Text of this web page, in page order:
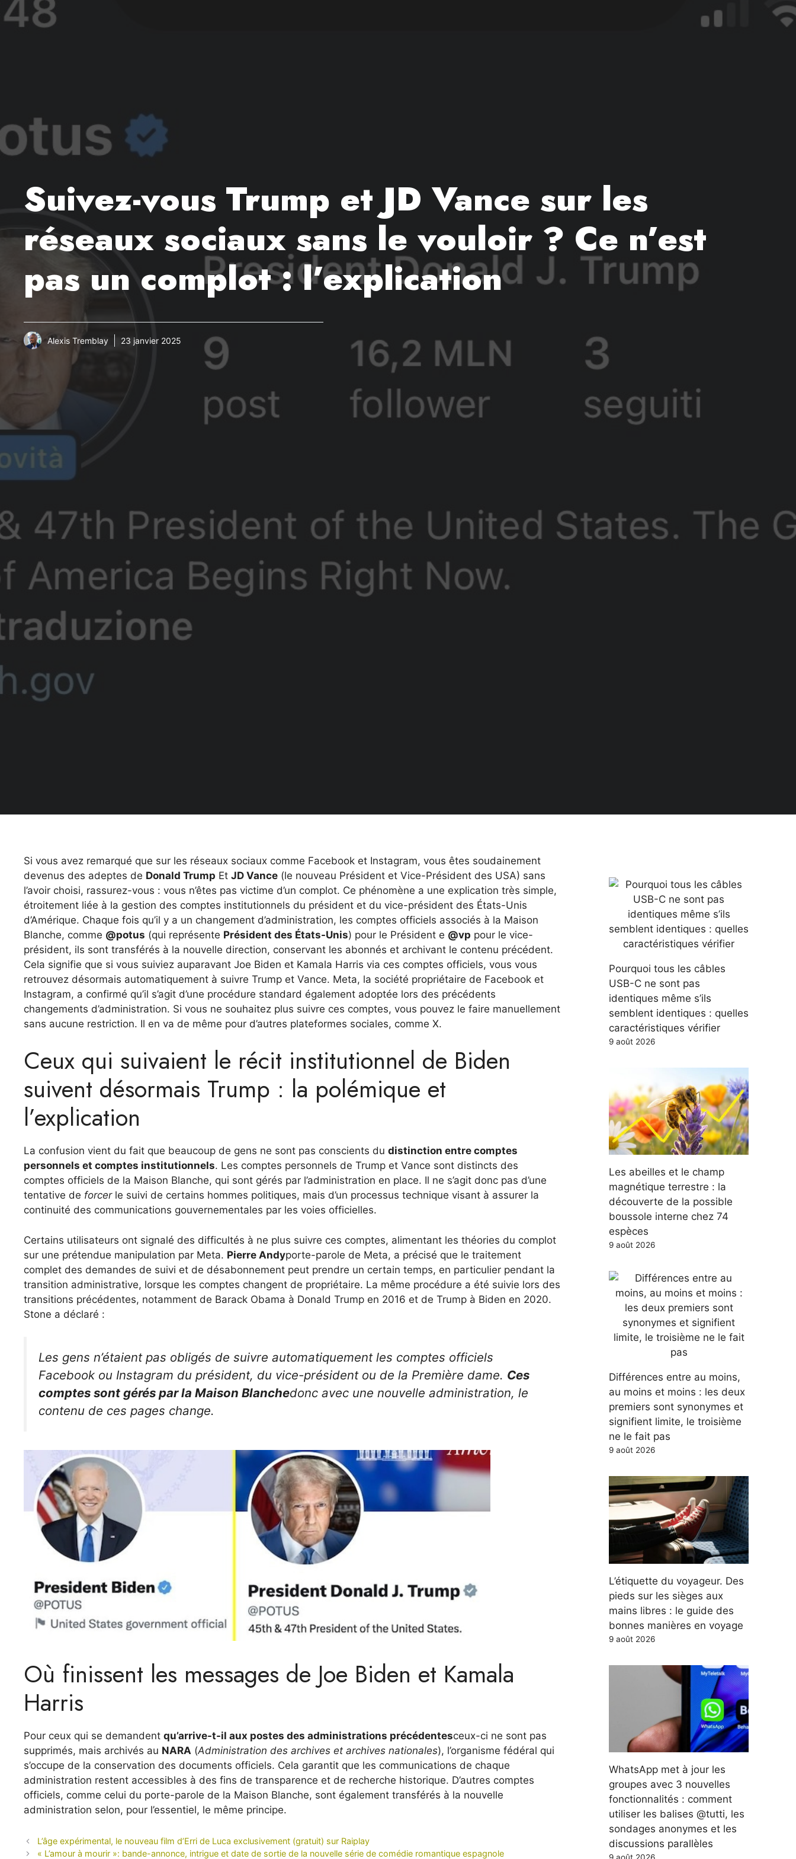
Suivez-vous Trump et JD Vance sur les
réseaux sociaux sans le vouloir ? Ce n’est
pas un complot : l’explication
Alexis Tremblay 23 janvier 2025
Si vous avez remarqué que sur les réseaux sociaux comme Facebook et Instagram, vous êtes soudainement
devenus des adeptes de Donald Trump Et JD Vance (le nouveau Président et Vice-Président des USA) sans
l’avoir choisi, rassurez-vous : vous n’êtes pas victime d’un complot. Ce phénomène a une explication très simple,
étroitement liée à la gestion des comptes institutionnels du président et du vice-président des États-Unis
d’Amérique. Chaque fois qu’il y a un changement d’administration, les comptes officiels associés à la Maison
Blanche, comme @potus (qui représente Président des États-Unis) pour le Président e @vp pour le vice-
président, ils sont transférés à la nouvelle direction, conservant les abonnés et archivant le contenu précédent.
Cela signifie que si vous suiviez auparavant Joe Biden et Kamala Harris via ces comptes officiels, vous vous
retrouvez désormais automatiquement à suivre Trump et Vance. Meta, la société propriétaire de Facebook et
Instagram, a confirmé qu’il s’agit d’une procédure standard également adoptée lors des précédents
changements d’administration. Si vous ne souhaitez plus suivre ces comptes, vous pouvez le faire manuellement
sans aucune restriction. Il en va de même pour d’autres plateformes sociales, comme X.
Ceux qui suivaient le récit institutionnel de Biden
suivent désormais Trump : la polémique et
l’explication
La confusion vient du fait que beaucoup de gens ne sont pas conscients du distinction entre comptes
personnels et comptes institutionnels. Les comptes personnels de Trump et Vance sont distincts des
comptes officiels de la Maison Blanche, qui sont gérés par l’administration en place. Il ne s’agit donc pas d’une
tentative de forcerle suivi de certains hommes politiques, mais d’un processus technique visant à assurer la
continuité des communications gouvernementales par les voies officielles.
Certains utilisateurs ont signalé des difficultés à ne plus suivre ces comptes, alimentant les théories du complot
sur une prétendue manipulation par Meta. Pierre Andyporte-parole de Meta, a précisé que le traitement
complet des demandes de suivi et de désabonnement peut prendre un certain temps, en particulier pendant la
transition administrative, lorsque les comptes changent de propriétaire. La même procédure a été suivie lors des
transitions précédentes, notamment de Barack Obama à Donald Trump en 2016 et de Trump à Biden en 2020.
Stone a déclaré :
Les gens n’étaient pas obligés de suivre automatiquement les comptes officiels
Facebook ou Instagram du président, du vice-président ou de la Première dame. Ces
comptes sont gérés par la Maison Blanchedonc avec une nouvelle administration, le
contenu de ces pages change.
Où finissent les messages de Joe Biden et Kamala
Harris
Pour ceux qui se demandent qu’arrive-t-il aux postes des administrations précédentesceux-ci ne sont pas
supprimés, mais archivés au NARA (Administration des archives et archives nationales), l’organisme fédéral qui
s’occupe de la conservation des documents officiels. Cela garantit que les communications de chaque
administration restent accessibles à des fins de transparence et de recherche historique. D’autres comptes
officiels, comme celui du porte-parole de la Maison Blanche, sont également transférés à la nouvelle
administration selon, pour l’essentiel, le même principe.
L’âge expérimental, le nouveau film d’Erri de Luca exclusivement (gratuit) sur Raiplay
« L’amour à mourir »: bande-annonce, intrigue et date de sortie de la nouvelle série de comédie romantique espagnole
Pourquoi tous les câbles
USB-C ne sont pas
identiques même s’ils
semblent identiques : quelles
caractéristiques vérifier
9 août 2026
Les abeilles et le champ
magnétique terrestre : la
découverte de la possible
boussole interne chez 74
espèces
9 août 2026
Différences entre au moins,
au moins et moins : les deux
premiers sont synonymes et
signifient limite, le troisième
ne le fait pas
9 août 2026
L’étiquette du voyageur. Des
pieds sur les sièges aux
mains libres : le guide des
bonnes manières en voyage
9 août 2026
WhatsApp met à jour les
groupes avec 3 nouvelles
fonctionnalités : comment
utiliser les balises @tutti, les
sondages anonymes et les
discussions parallèles